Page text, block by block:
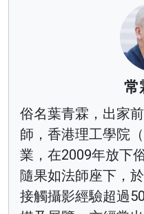
常
俗名葉青霖，出家
師，香港理工學院
業，在2009年放下
隨果如法師座下，
接觸攝影經驗超過